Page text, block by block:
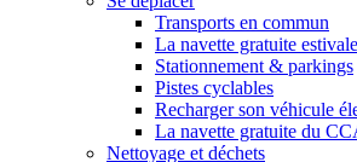
Transports en commun
La navette gratuite estivale
Stationnement & parkings
Pistes cyclables
Recharger son véhicule
La navette gratuite du
Nettoyage et déchets